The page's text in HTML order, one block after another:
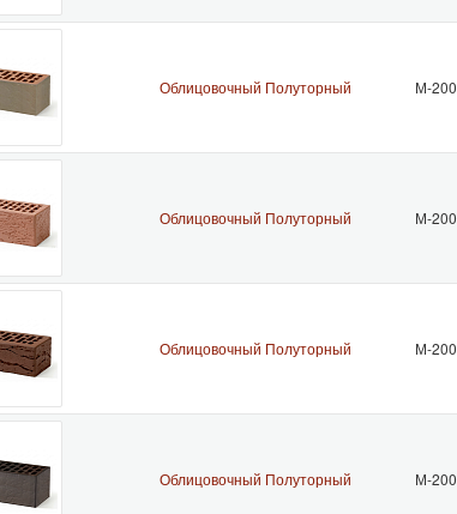
Облицовочный Полуторный М-200
Облицовочный Полуторный М-200
Облицовочный Полуторный М-200
Облицовочный Полуторный М-200